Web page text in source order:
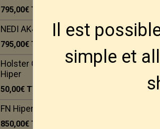
795,00€TTC
NEDI AK47 7.62x39
795,00€TTC
Holster Ghost pour FN
Hiper
50,00€TTC
FN Hiper BLK 9x19
850,00€TTC
Il est
simple et